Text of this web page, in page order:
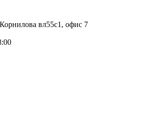
вл55с1, офис 7